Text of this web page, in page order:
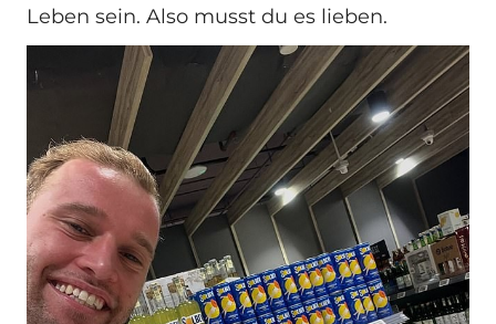
Leben sein. Also musst du es lieben.